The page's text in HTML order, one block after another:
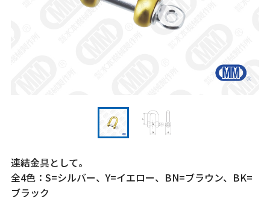
連結金具として。
全4色：S=シルバー、Y=イエロー、BN=ブラウン、BK=
ブラック